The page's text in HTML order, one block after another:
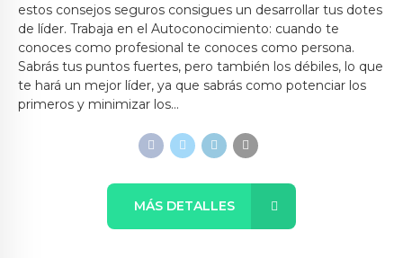
estos consejos seguros consigues un desarrollar tus dotes
de líder. Trabaja en el Autoconocimiento: cuando te
conoces como profesional te conoces como persona.
Sabrás tus puntos fuertes, pero también los débiles, lo que
te hará un mejor líder, ya que sabrás como potenciar los
primeros y minimizar los...
MÁS DETALLES